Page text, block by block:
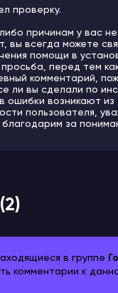
проверку.
причинам у вас
вы всегда можете
помощи в
перед тем
комментарий,
ли вы сделали по
ошибки возникают из
пользователя,
за
в группе
комментарии к